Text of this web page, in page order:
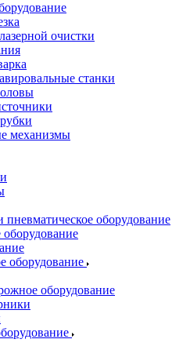
очистки
станки
механизмы
пневматическое оборудование
оборудование
оборудование
оборудование